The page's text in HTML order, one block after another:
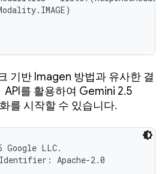
기반 Imagen 방법과 유사한 결
API를 활용하여 Gemini 2.5
를 시작할 수 있습니다.
LLC.
Apache-2.0